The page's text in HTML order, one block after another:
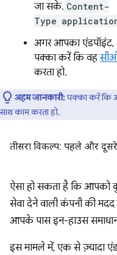
जा सके. Content-
Type
अगर आपका एंडपॉइंट,
पक्का करें कि वह
करता हो.
अहम जानकारी:पक्का करें कि
साथ काम करता हो.
तीसरा विकल्प: पहले और
ऐसा हो सकता है कि आपको
सेवा देने वाली कंपनी की मदद
आपके पास इन-हाउस
इस मामले में, एक से ज़्यादा